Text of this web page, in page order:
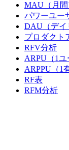
MAU（月間
パワーユー
DAU（デイ
プロダクト
RFV分析
ARPU（1ユ
ARPPU（1
RF表
RFM分析